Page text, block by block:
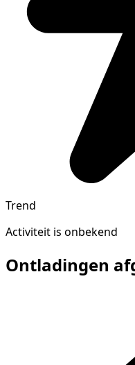
Trend
Activiteit is onbekend
Ontladingen